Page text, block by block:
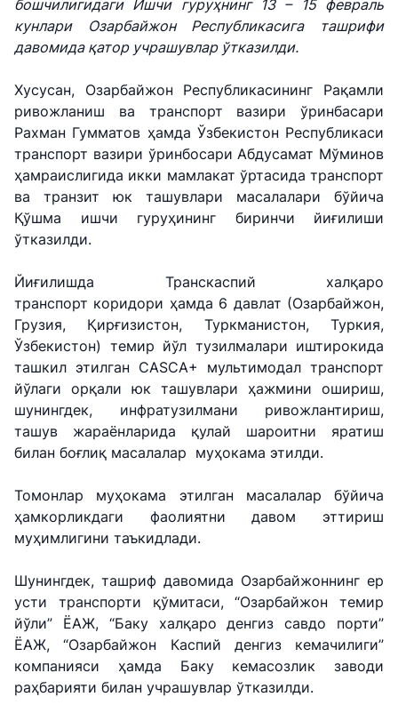
"Uzbekistan
Airways" АЖ
Ишонч
телефон
"Ўзбекистон
темир
йўллари" АЖ
Ишонч
"Uzbekistan
Airports" АЖ
Ишонч
телефон
бошчилигидаги Ишчи гуруҳнинг 13 – 15 февраль
кунлари Озарбайжон Республикасига ташрифи
давомида қатор учрашувлар ўтказилди.
Хусусан, Озарбайжон Республикасининг Рақамли
ривожланиш ва транспорт вазири ўринбасари
Рахман Гумматов ҳамда Ўзбекистон Республикаси
транспорт вазири ўринбосари Абдусамат Мўминов
ҳамраислигида икки мамлакат ўртасида транспорт
ва транзит юк ташувлари масалалари бўйича
Қўшма ишчи гуруҳининг биринчи йиғилиши
ўтказилди.
Йиғилишда Транскаспий халқаро
транспорт коридори ҳамда 6 давлат (Озарбайжон,
Грузия, Қирғизистон, Туркманистон, Туркия,
Ўзбекистон) темир йўл тузилмалари иштирокида
ташкил этилган CASCA+ мультимодал транспорт
йўлаги орқали юк ташувлари ҳажмини ошириш,
шунингдек, инфратузилмани ривожлантириш,
ташув жараёнларида қулай шароитни яратиш
билан боғлиқ масалалар муҳокама этилди.
Томонлар муҳокама этилган масалалар бўйича
ҳамкорликдаги фаолиятни давом эттириш
муҳимлигини таъкидлади.
Шунингдек, ташриф давомида Озарбайжоннинг ер
усти транспорти қўмитаси, “Озарбайжон темир
йўли” ЁАЖ, “Баку халқаро денгиз савдо порти”
ЁАЖ, “Озарбайжон Каспий денгиз кемачилиги”
компанияси ҳамда Баку кемасозлик заводи
раҳбарияти билан учрашувлар ўтказилди.